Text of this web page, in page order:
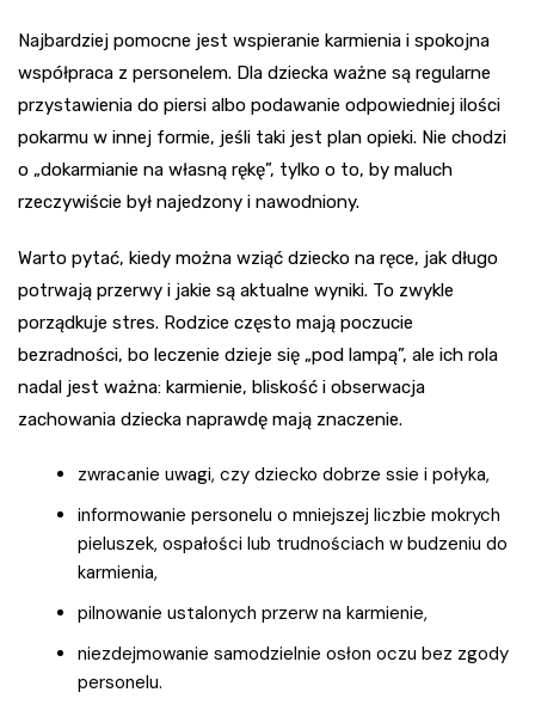
Najbardziej pomocne jest wspieranie karmienia i spokojna
współpraca z personelem. Dla dziecka ważne są regularne
przystawienia do piersi albo podawanie odpowiedniej ilości
pokarmu w innej formie, jeśli taki jest plan opieki. Nie chodzi
o „dokarmianie na własną rękę”, tylko o to, by maluch
rzeczywiście był najedzony i nawodniony.
Warto pytać, kiedy można wziąć dziecko na ręce, jak długo
potrwają przerwy i jakie są aktualne wyniki. To zwykle
porządkuje stres. Rodzice często mają poczucie
bezradności, bo leczenie dzieje się „pod lampą”, ale ich rola
nadal jest ważna: karmienie, bliskość i obserwacja
zachowania dziecka naprawdę mają znaczenie.
zwracanie uwagi, czy dziecko dobrze ssie i połyka,
informowanie personelu o mniejszej liczbie mokrych
pieluszek, ospałości lub trudnościach w budzeniu do
karmienia,
pilnowanie ustalonych przerw na karmienie,
niezdejmowanie samodzielnie osłon oczu bez zgody
personelu.